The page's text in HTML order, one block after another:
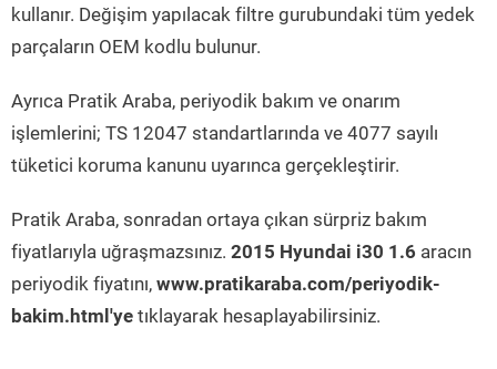
kullanır. Değişim yapılacak filtre gurubundaki tüm yedek
parçaların OEM kodlu bulunur.
Ayrıca Pratik Araba, periyodik bakım ve onarım
işlemlerini; TS 12047 standartlarında ve 4077 sayılı
tüketici koruma kanunu uyarınca gerçekleştirir.
Pratik Araba, sonradan ortaya çıkan sürpriz bakım
fiyatlarıyla uğraşmazsınız. 2015 Hyundai i30 1.6 aracın
periyodik fiyatını, www.pratikaraba.com/periyodik-
bakim.html'ye tıklayarak hesaplayabilirsiniz.